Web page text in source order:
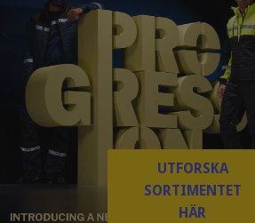
UTFORSKA
SORTIMENTET
HÄR